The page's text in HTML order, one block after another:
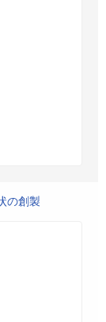
の創製